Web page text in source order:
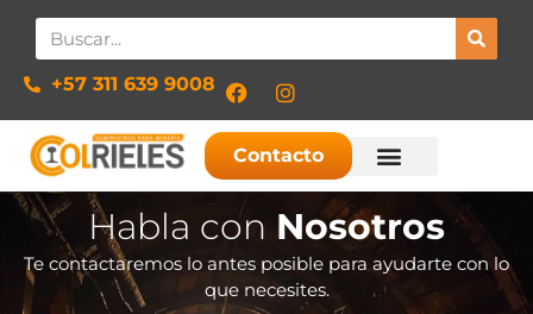
+57 311 639 9008​
Contacto
Habla con Nosotros
Te contactaremos lo antes posible para ayudarte con lo
que necesites.